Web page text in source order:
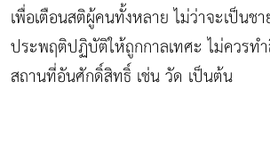
เพื่อเตือนสติผู้คนทั้งหลาย ไม่ว่าจะเป็นช
ประพฤติปฏิบัติให้ถูกกาลเทศะ ไม่ควรท
สถานที่อันศักดิ์สิทธิ์ เช่น วัด เป็นต้น